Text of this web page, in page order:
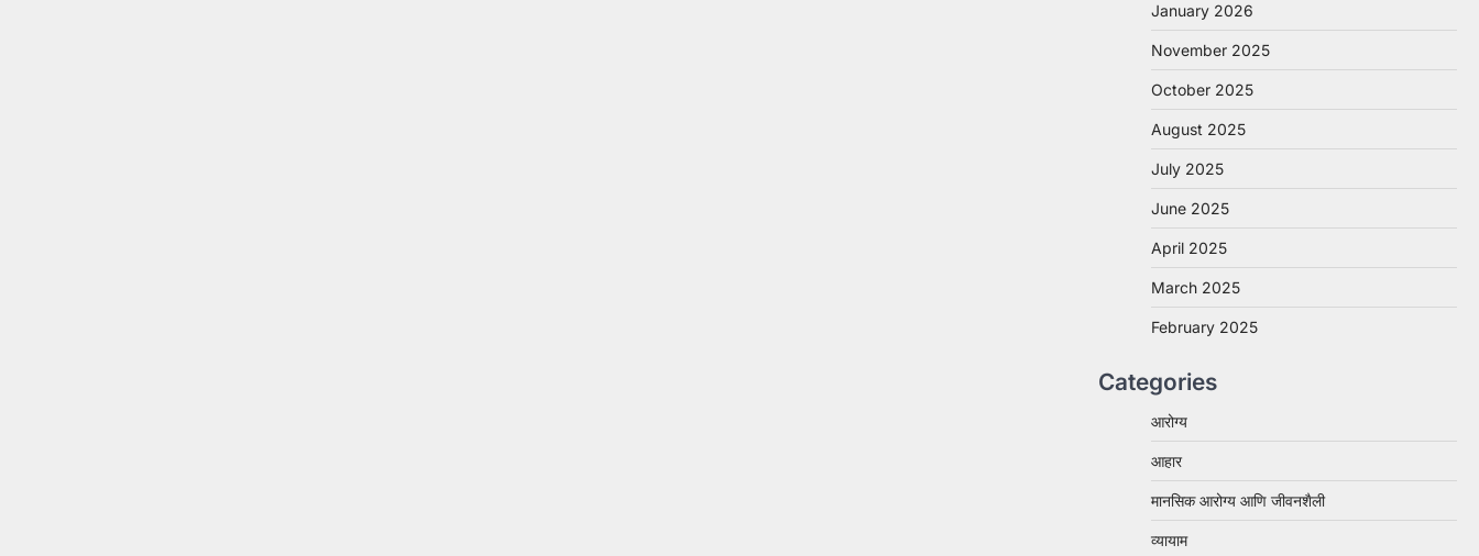
January 2026
November 2025
October 2025
August 2025
July 2025
June 2025
April 2025
March 2025
February 2025
Categories
आरोग्य
आहार
मानसिक आरोग्य आणि जीवनशैली
व्यायाम